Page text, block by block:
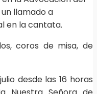
llamado a
en la cantata.
coros de misa, de
desde las 16 horas